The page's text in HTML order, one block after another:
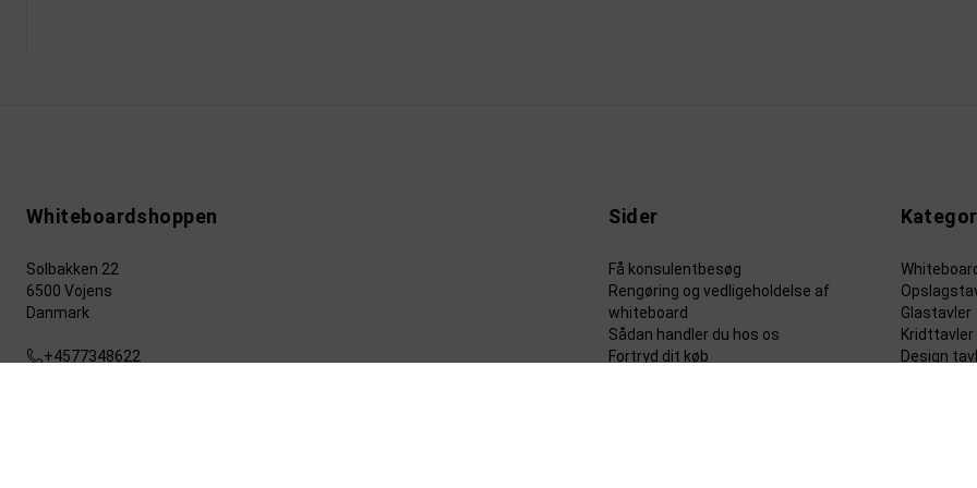
Whiteboardshoppen
Solbakken 22
6500 Vojens
Danmark
+4577348622
Sider
Få konsulentbesøg
Rengøring og vedligeholdelse af
whiteboard
Sådan handler du hos os
Fortryd dit køb
Glastavler
Kridttavler
Design